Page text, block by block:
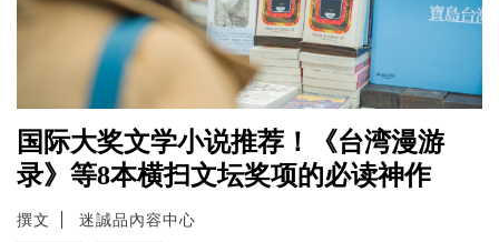
国际大奖文学小说推荐！《台湾漫游
录》等8本横扫文坛奖项的必读神作
撰文 迷誠品內容中心